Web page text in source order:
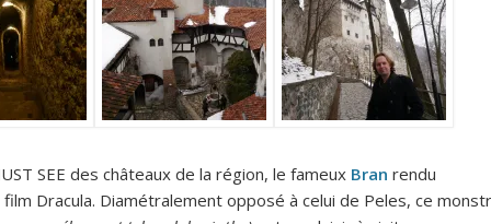
SEE des châteaux de la région, le fameux Bran rendu
Dracula. Diamétralement opposé à celui de Peles, ce